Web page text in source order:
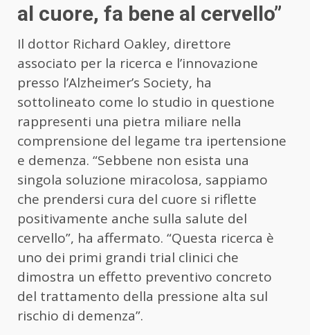
al cuore, fa bene al cervello”
Il dottor Richard Oakley, direttore
associato per la ricerca e l’innovazione
presso l’Alzheimer’s Society, ha
sottolineato come lo studio in questione
rappresenti una pietra miliare nella
comprensione del legame tra ipertensione
e demenza. “Sebbene non esista una
singola soluzione miracolosa, sappiamo
che prendersi cura del cuore si riflette
positivamente anche sulla salute del
cervello”, ha affermato. “Questa ricerca è
uno dei primi grandi trial clinici che
dimostra un effetto preventivo concreto
del trattamento della pressione alta sul
rischio di demenza”.